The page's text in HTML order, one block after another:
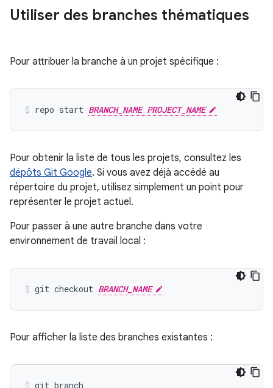
Utiliser des branches thématiques
Pour attribuer la branche à un projet spécifique :
repo start BRANCH_NAME PROJECT_NAME
Pour obtenir la liste de tous les projets, consultez les
dépôts Git Google. Si vous avez déjà accédé au
répertoire du projet, utilisez simplement un point pour
représenter le projet actuel.
Pour passer à une autre branche dans votre
environnement de travail local :
git checkout BRANCH_NAME
Pour afficher la liste des branches existantes :